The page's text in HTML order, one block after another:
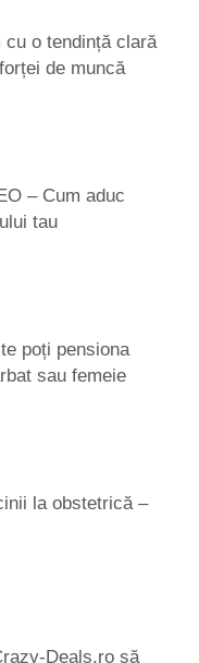
cu o tendință clară
de muncă
– Cum aduc
tau
poți pensiona
sau femeie
la obstetrică –
Deals.ro să